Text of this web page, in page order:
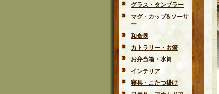
グラス・タンブラー
マグ・カップ&ソーサ
ー
和食器
カトラリー・お箸
お弁当箱・水筒
インテリア
寝具・こたつ掛け